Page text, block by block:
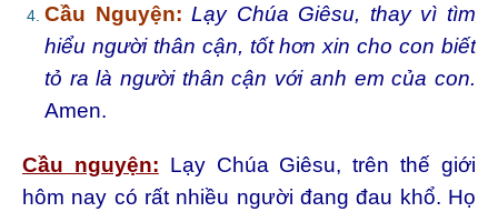
Cầu Nguyện: Lạy Chúa Giêsu, thay vì tìm
hiểu người thân cận, tốt hơn xin cho con biết
tỏ ra là người thân cận với anh em của con.
Amen.
Cầu nguyện: Lạy Chúa Giêsu, trên thế giới
hôm nay có rất nhiều người đang đau khổ. Họ